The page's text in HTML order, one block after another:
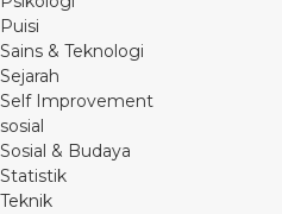
Puisi
Sains & Teknologi
Sejarah
Self Improvement
sosial
Sosial & Budaya
Statistik
Teknik